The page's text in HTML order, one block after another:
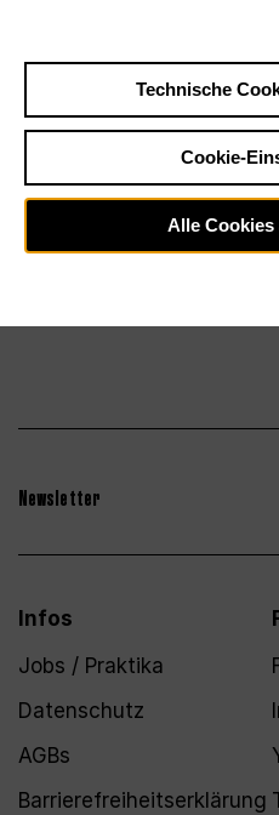
So 18.10.26
Newsletter
Infos
Jobs / Praktika
Datenschutz
AGBs
Barrierefreiheitserklärung
Technische
Cookie-
Alle Cookies